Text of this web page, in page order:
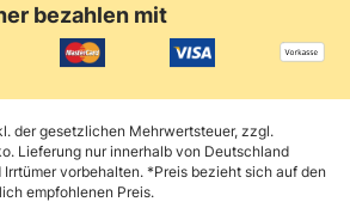
bezahlen mit
der gesetzlichen Mehrwertsteuer, zzgl.
Lieferung nur innerhalb von Deutschland
Irrtümer vorbehalten. *Preis bezieht sich auf den
empfohlenen Preis.